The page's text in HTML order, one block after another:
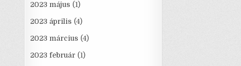
2023 május (1)
2023 április (4)
2023 március (4)
2023 február (1)